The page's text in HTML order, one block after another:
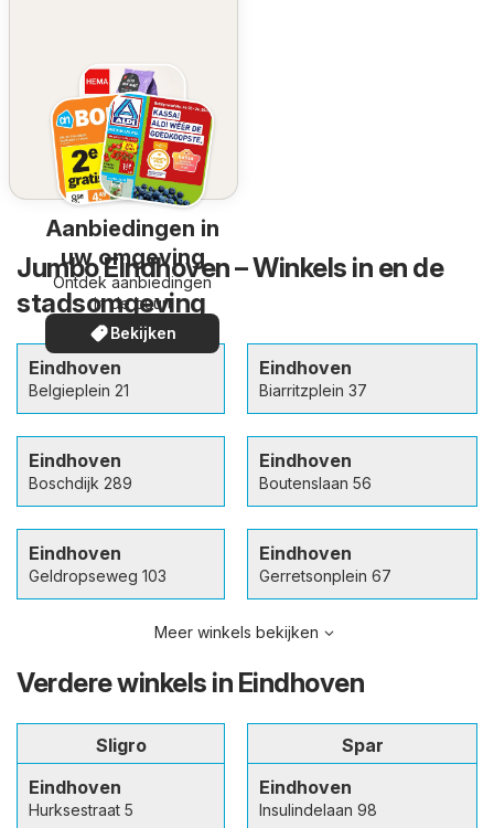
Aanbiedingen in
uw omgeving
Ontdek aanbiedingen
in de buurt
Bekijken
Jumbo Eindhoven – Winkels in en de
stadsomgeving
Eindhoven
Belgieplein 21
Eindhoven
Biarritzplein 37
Eindhoven
Boschdijk 289
Eindhoven
Boutenslaan 56
Eindhoven
Geldropseweg 103
Eindhoven
Gerretsonplein 67
Meer winkels bekijken
Verdere winkels in Eindhoven
Sligro
Eindhoven
Hurksestraat 5
Spar
Eindhoven
Insulindelaan 98